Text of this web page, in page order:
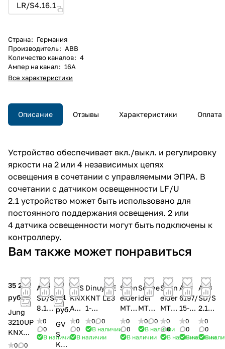
LR/S4.16.1
Страна: Германия
Производитель: ABB
Количество каналов: 4
Ампер на канал: 16А
Все характеристики
Описание Отзывы Характеристики Оплата
Устройство обеспечивает вкл./выкл. и регулировку
яркости на 2 или 4 независимых цепях
освещения в сочетании с управляемыми ЭПРА. В
сочетании с датчиком освещенности LF/U
2.1 устройство может быть использовано для
постоянного поддержания освещения. 2 или
4 датчика освещенности могут быть подключены к
контроллеру.
Вам также может понравиться
35 262
руб.
Jung
3210UP
KNX
универ
0
0
ABB
SD/S
8.16.
1
Свет
орег
0
0
В наличии
47
111
руб.
GV
S
KN
GVS
KNX
ADT
V-
04/
16.1
0
0
В наличии
Dinuy RE
KNT LE3
1-
Канальны
й
универса
0
0
В наличии
Schn
eider
MTN
6822
91
Анал
0
0
В наличии
Schne
ider
MTN6
710-
0002
Униве
0
0
В наличии
Schn
eider
MTN
6469
91
Блок
0
0
В наличии
ABB
6197/
15-
101-
500
Свет
0
0
В наличии
ABB
SD/S
2.16.
1
Свет
орег
0
0
В